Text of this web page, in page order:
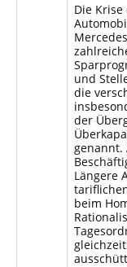
Die
und
die
der
genannt.
Längere
beim